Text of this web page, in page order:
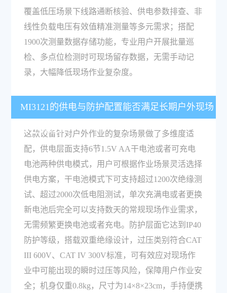
覆盖低压场景下线路通断核验、供电参数排查、非
线性负载电压有效值精准测量等多元需求；搭配
1900次测量数据存储功能，专业用户开展批量巡
检、多点位检测时可现场留存数据，无需手动记
录，大幅降低现场作业复杂度。
MI3121的供电与防护配置能否满足长期户外现场
作业的需求？
这款设备针对户外作业的复杂场景做了多维度适
配，供电层面支持6节1.5V AA干电池或者可充电
电池两种供电模式，用户可根据作业场景灵活选择
供电方案，干电池模式下可支持超过1200次绝缘测
试、超过2000次低电阻测试，单次充满电或者更换
新电池后完全可以支持数天的常规现场作业需求，
无需频繁更换电池或者充电。防护层面它达到IP40
防护等级，搭载双重绝缘设计，过压类别符合CAT
III 600V、CAT IV 300V标准，可有效应对现场作
业中可能出现的瞬时过压等风险，保障用户作业安
全；机身仅重0.8kg，尺寸为14×8×23cm，手持便携